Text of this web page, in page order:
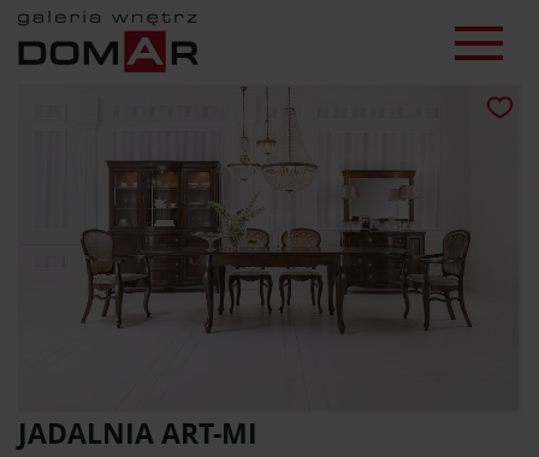
JADALNIA ART-MI